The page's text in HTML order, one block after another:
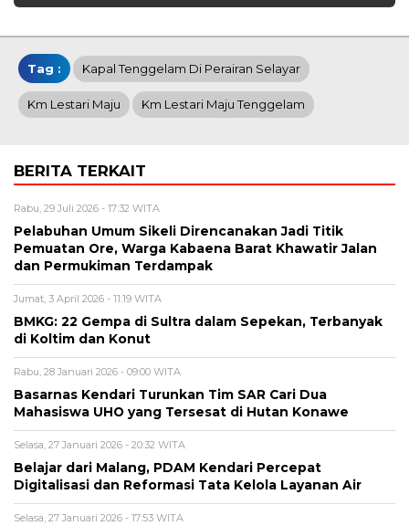
Tag : Kapal Tenggelam Di Perairan Selayar
Km Lestari Maju Km Lestari Maju Tenggelam
BERITA TERKAIT
Rabu, 29 Juli 2026 - 17:32 WITA
Pelabuhan Umum Sikeli Direncanakan Jadi Titik
Pemuatan Ore, Warga Kabaena Barat Khawatir Jalan
dan Permukiman Terdampak
Jumat, 3 April 2026 - 11:19 WITA
BMKG: 22 Gempa di Sultra dalam Sepekan, Terbanyak
di Koltim dan Konut
Rabu, 28 Januari 2026 - 09:00 WITA
Basarnas Kendari Turunkan Tim SAR Cari Dua
Mahasiswa UHO yang Tersesat di Hutan Konawe
Selasa, 27 Januari 2026 - 20:32 WITA
Belajar dari Malang, PDAM Kendari Percepat
Digitalisasi dan Reformasi Tata Kelola Layanan Air
Selasa, 27 Januari 2026 - 17:53 WITA